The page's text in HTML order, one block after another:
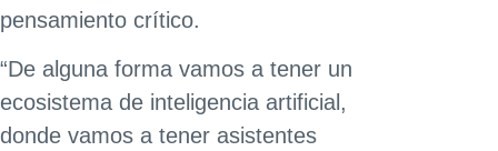
pensamiento crítico.
“De alguna forma vamos a tener un
ecosistema de inteligencia artificial,
donde vamos a tener asistentes